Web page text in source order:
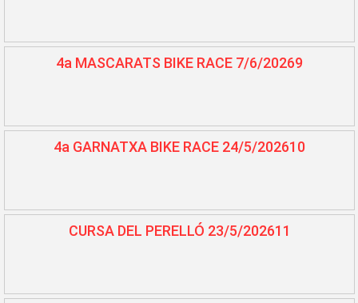
4a MASCARATS BIKE RACE 7/6/20269
4a GARNATXA BIKE RACE 24/5/202610
CURSA DEL PERELLÓ 23/5/202611